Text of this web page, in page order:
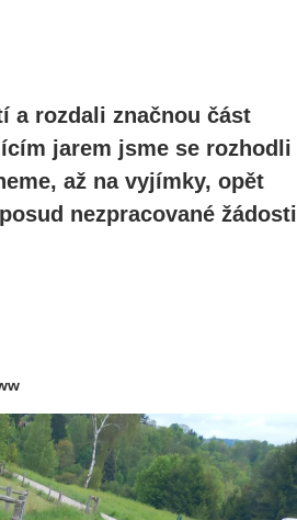
a rozdali značnou část
jarem jsme se rozhodli
až na vyjímky, opět
nezpracované žádosti